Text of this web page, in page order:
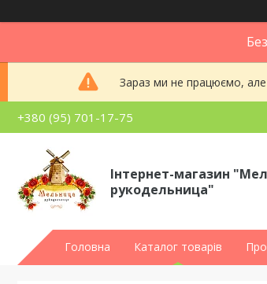
Зараз ми не працюємо,
+380 (95) 701-17-75
Інтернет-магазин
рукодельница"
Головна Каталог товарів